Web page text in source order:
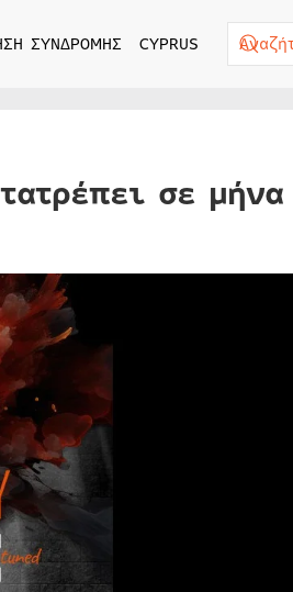
ΣΥΝΔΡΟΜΗΣ CYPRUS
σε μήνα